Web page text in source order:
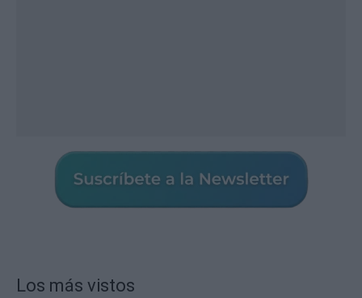
Los más vistos